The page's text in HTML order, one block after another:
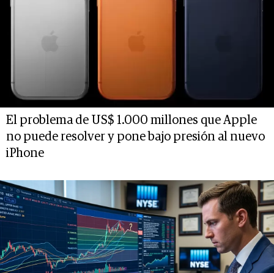
El problema de US$ 1.000 millones que Apple
no puede resolver y pone bajo presión al nuevo
iPhone